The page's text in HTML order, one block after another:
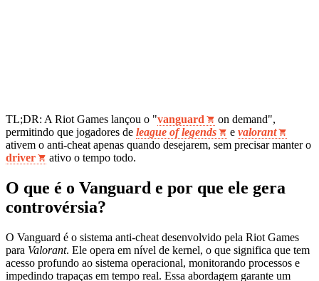
TL;DR: A Riot Games lançou o "vanguard
on demand",
permitindo que jogadores de league of legends e valorant
ativem o anti-cheat apenas quando desejarem, sem precisar manter o
driver
ativo o tempo todo.
O que é o Vanguard e por que ele gera
controvérsia?
O Vanguard é o sistema anti-cheat desenvolvido pela Riot Games
para Valorant. Ele opera em nível de kernel, o que significa que tem
acesso profundo ao sistema operacional, monitorando processos e
impedindo trapaças em tempo real. Essa abordagem garante um